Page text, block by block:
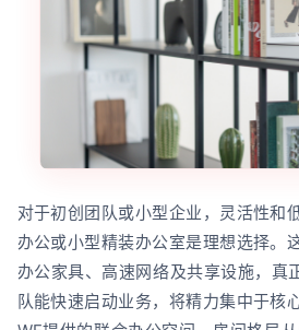
对于初创团队或小型企业，灵活性和
办公或小型精装办公室是理想选择。
办公家具、高速网络及共享设施，真
队能快速启动业务，将精力集中于核